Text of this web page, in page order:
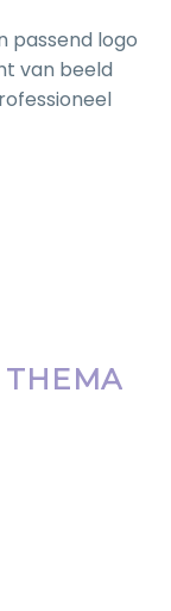
passend logo
van beeld
THEMA